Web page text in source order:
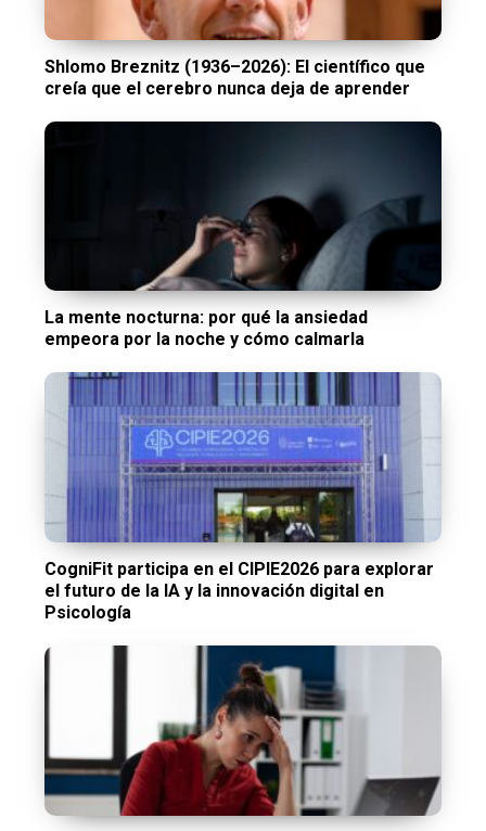
Shlomo Breznitz (1936–2026): El científico que
creía que el cerebro nunca deja de aprender
La mente nocturna: por qué la ansiedad
empeora por la noche y cómo calmarla
CogniFit participa en el CIPIE2026 para explorar
el futuro de la IA y la innovación digital en
Psicología